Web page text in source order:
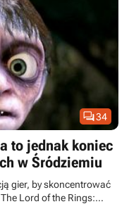
34
to jednak koniec
w Śródziemiu
gier, by skoncentrować
Lord of the Rings: